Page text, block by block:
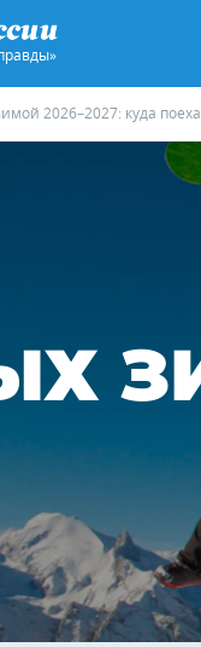
2026–2027: куда